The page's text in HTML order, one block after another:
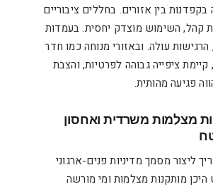
בקפדנות בין אזורים. בחללים ציבוריים
קהל, השימוש מוצדק יחסית. בעמדות
עולה. ובאזורי מנוחה כמו חדר
ציפייה גבוהה לפרטיות, והצבת
פגיעה מהותית.
מצלמות משרדית ואחסון
ליצור מסמך מדיניות פנים-ארגוני
מותקנות מצלמות ומי מורשה